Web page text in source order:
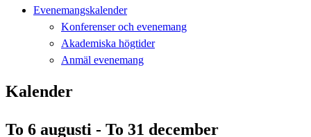
Evenemangskalender
Konferenser och evenemang
Akademiska högtider
Anmäl evenemang
Kalender
To 6 augusti - To 31 december